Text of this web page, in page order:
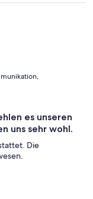
überzeugt.
Die Lage
Zu Fuß haben
gegenüber vom
und der Tipp
Preis- Leistung
wieder an und
es unseren
uns sehr wohl.
Die